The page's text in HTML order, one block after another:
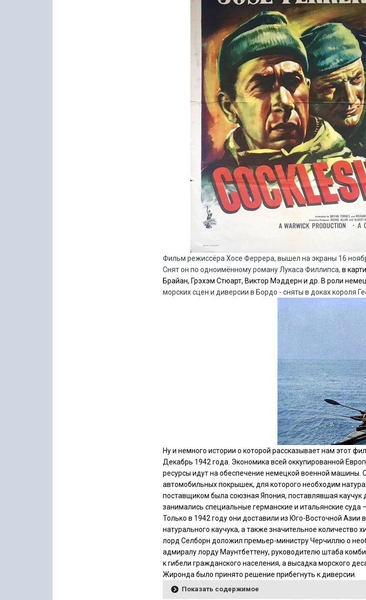
Фильм режиссёра Хосе Феррера, вышел на экраны 16
Снят он по одноимённому роману Лукаса Филлипса, в
Брайан, Грэхэм Стюарт, Виктор Мэддерн и др. В роли
морских сцен и диверсии в Бордо - сняты в доках короля
Ну и немного истории о которой рассказывает нам этот
Декабрь 1942 года. Экономика всей оккупированной
ресурсы идут на обеспечение немецкой военной машины.
автомобильных покрышек, для которого необходим
поставщиком была союзная Япония, поставлявшая
занимались специальные германские и итальянские суда
Только в 1942 году они доставили из Юго-Восточной
натурального каучука, а также значительное
лорд Селборн доложил премьер-министру Черчиллю о
адмиралу лорду Маунтбеттену, руководителю штаба
к гибели гражданского населения, а высадка морского
Жиронда было принято решение прибегнуть к диверсии.
Показать содержимое